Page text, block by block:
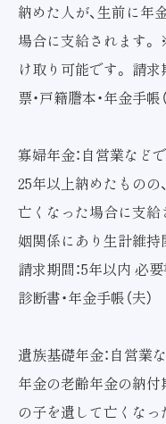
納めた人が、生前に年
場合に支給されます
け取り可能です。 請求
票・戸籍謄本・年金手帳
寡婦年金：自営業など
25年以上納めたものの
亡くなった場合に支
姻関係にあり生計維
請求期間：5年以内 必要
診断書・年金手帳（夫）
遺族基礎年金：自営業
年金の老齢年金の納
の子を遺して亡くな